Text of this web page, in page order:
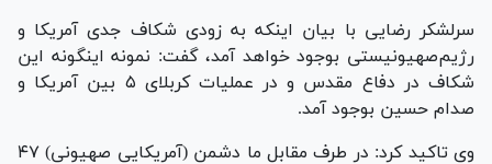
سرلشکر رضایی با بیان اينکه به زودی شکاف جدی آمریکا و
رژیم‌صهیونیستی بوجود خواهد آمد، گفت: نمونه اینگونه این
شکاف در دفاع مقدس و در عملیات کربلای ۵ بین آمریکا و
صدام حسین بوجود آمد.
وی تاکید کرد: در طرف مقابل ما دشمن (آمریکایی صهیونی) ۴۷